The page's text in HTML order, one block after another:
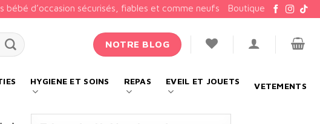
bébé d’occasion sécurisés, fiables et comme neufs Boutique
NOTRE BLOG
HYGIENE ET SOINS REPAS EVEIL ET JOUETS VETEMENTS